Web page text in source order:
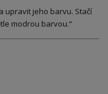
upravit jeho barvu. Stačí
modrou barvou.“